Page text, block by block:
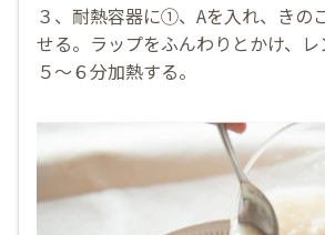
３、耐熱容器に①、Aを入れ、きの
せる。ラップをふんわりとかけ、
５〜６分加熱する。